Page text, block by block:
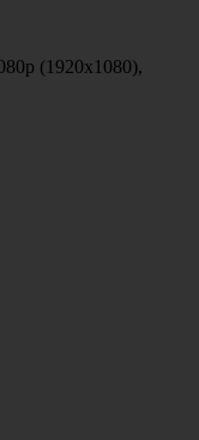
(1920x1080),